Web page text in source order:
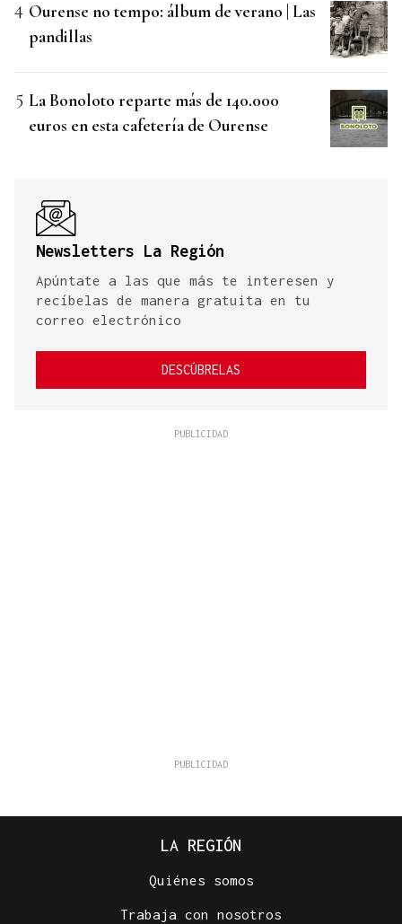
Ourense no tempo: álbum de verano | Las
pandillas
La Bonoloto reparte más de 140.000
euros en esta cafetería de Ourense
Newsletters La Región
Apúntate a las que más te interesen y
recíbelas de manera gratuita en tu
correo electrónico
DESCÚBRELAS
LA REGIÓN
Quiénes somos
Trabaja con nosotros